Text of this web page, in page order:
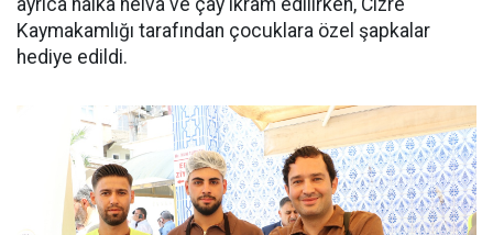
ayrıca halka helva ve çay ikram edilirken, Cizre
Kaymakamlığı tarafından çocuklara özel şapkalar
hediye edildi.